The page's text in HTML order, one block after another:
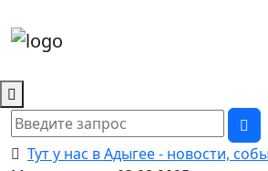
Тут у нас в Адыгее - новости,